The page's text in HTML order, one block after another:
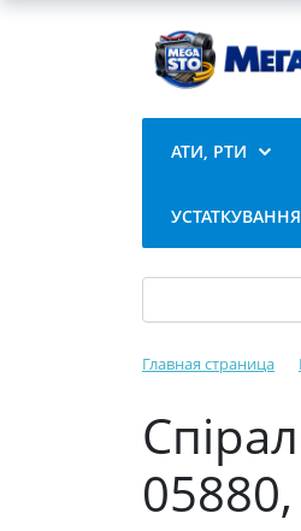
АТИ, РТИ
УСТАТКУВАННЯ
Главная страница